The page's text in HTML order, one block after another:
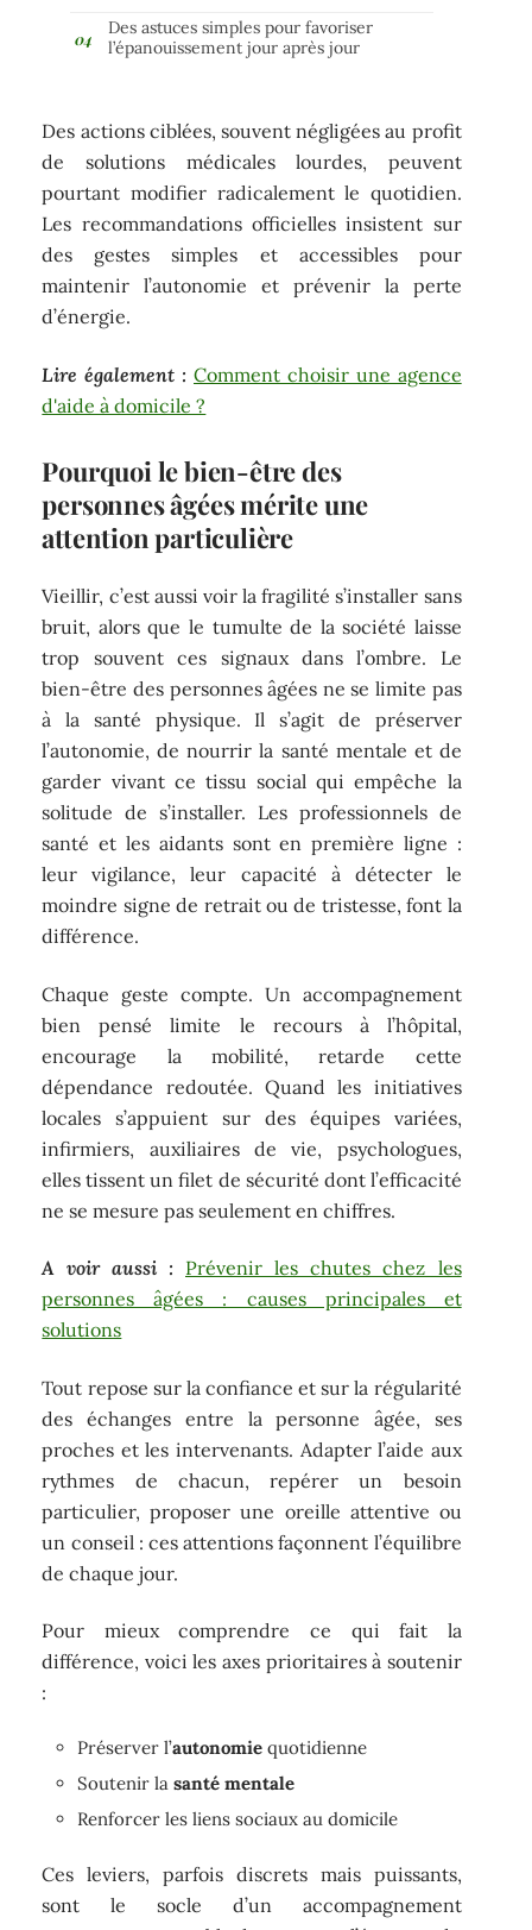
Des astuces simples pour favoriser
l’épanouissement jour après jour
Des actions ciblées, souvent négligées au profit
de solutions médicales lourdes, peuvent
pourtant modifier radicalement le quotidien.
Les recommandations officielles insistent sur
des gestes simples et accessibles pour
maintenir l’autonomie et prévenir la perte
d’énergie.
Lire également : Comment choisir une agence
d'aide à domicile ?
Pourquoi le bien-être des
personnes âgées mérite une
attention particulière
Vieillir, c’est aussi voir la fragilité s’installer sans
bruit, alors que le tumulte de la société laisse
trop souvent ces signaux dans l’ombre. Le
bien-être des personnes âgées ne se limite pas
à la santé physique. Il s’agit de préserver
l’autonomie, de nourrir la santé mentale et de
garder vivant ce tissu social qui empêche la
solitude de s’installer. Les professionnels de
santé et les aidants sont en première ligne :
leur vigilance, leur capacité à détecter le
moindre signe de retrait ou de tristesse, font la
différence.
Chaque geste compte. Un accompagnement
bien pensé limite le recours à l’hôpital,
encourage la mobilité, retarde cette
dépendance redoutée. Quand les initiatives
locales s’appuient sur des équipes variées,
infirmiers, auxiliaires de vie, psychologues,
elles tissent un filet de sécurité dont l’efficacité
ne se mesure pas seulement en chiffres.
A voir aussi : Prévenir les chutes chez les
personnes âgées : causes principales et
solutions
Tout repose sur la confiance et sur la régularité
des échanges entre la personne âgée, ses
proches et les intervenants. Adapter l’aide aux
rythmes de chacun, repérer un besoin
particulier, proposer une oreille attentive ou
un conseil : ces attentions façonnent l’équilibre
de chaque jour.
Pour mieux comprendre ce qui fait la
différence, voici les axes prioritaires à soutenir
:
Préserver l’autonomie quotidienne
Soutenir lasanté mentale
Renforcer les liens sociaux au domicile
Ces leviers, parfois discrets mais puissants,
sont le socle d’un accompagnement